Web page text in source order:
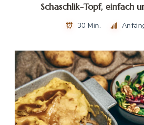
Schaschlik-Topf, einfach
30 Min.